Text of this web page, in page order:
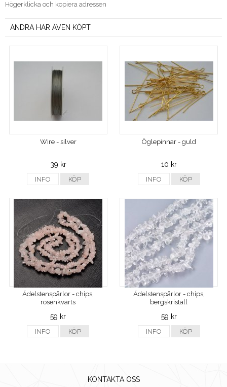
Högerklicka och kopiera adressen
ANDRA HAR ÄVEN KÖPT
Wire - silver
39 kr
INFO KÖP
Öglepinnar - guld
10 kr
INFO KÖP
Ädelstenspärlor - chips,
rosenkvarts
59 kr
INFO KÖP
Ädelstenspärlor - chips,
bergskristall
59 kr
INFO KÖP
KONTAKTA OSS